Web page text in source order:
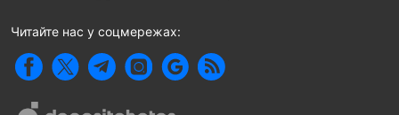
Читайте нас у соцмережах: